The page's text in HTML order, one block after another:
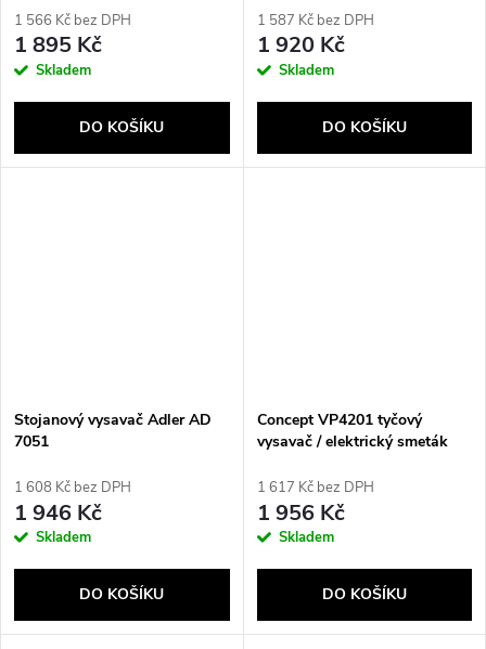
1 566 Kč bez DPH
1 895 Kč
Skladem
DO KOŠÍKU
1 587 Kč bez DPH
1 920 Kč
Skladem
DO KOŠÍKU
Stojanový vysavač Adler AD
7051
1 608 Kč bez DPH
1 946 Kč
Skladem
DO KOŠÍKU
Concept VP4201 tyčový
vysavač / elektrický smeták
Suché a mokré Bezsáčkové 0,6
l 90 W Černá, Stříbrná
1 617 Kč bez DPH
1 956 Kč
Skladem
DO KOŠÍKU